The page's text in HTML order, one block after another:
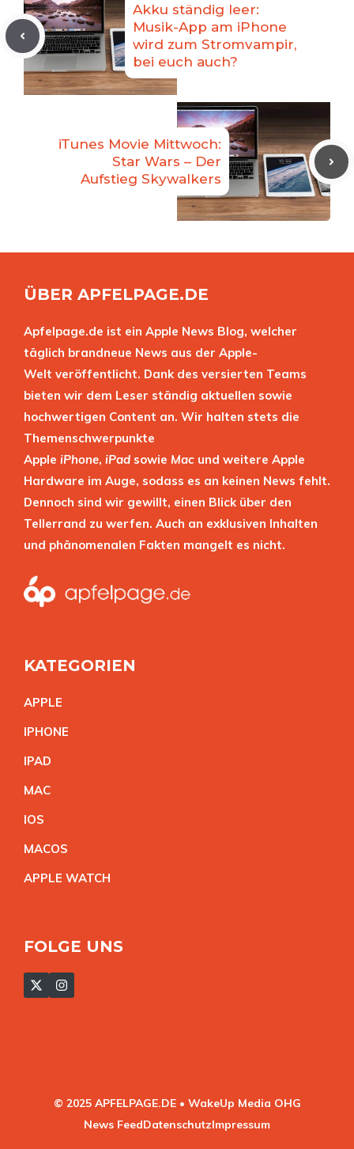
Akku ständig leer:
Musik-App am iPhone
wird zum Stromvampir,
bei euch auch?
iTunes Movie Mittwoch:
Star Wars – Der
Aufstieg Skywalkers
ÜBER APFELPAGE.DE
Apfelpage.de ist ein Apple News Blog, welcher
täglich brandneue News aus der Apple-
Welt veröffentlicht. Dank des versierten Teams
bieten wir dem Leser ständig aktuellen sowie
hochwertigen Content an. Wir halten stets die
Themenschwerpunkte
Apple iPhone, iPad sowie Mac und weitere Apple
Hardware im Auge, sodass es an keinen News fehlt.
Dennoch sind wir gewillt, einen Blick über den
Tellerrand zu werfen. Auch an exklusiven Inhalten
und phänomenalen Fakten mangelt es nicht.
KATEGORIEN
APPLE
IPHONE
IPAD
MAC
IOS
MACOS
APPLE WATCH
FOLGE UNS
© 2025 APFELPAGE.DE • WakeUp Media OHG
News FeedDatenschutzImpressum